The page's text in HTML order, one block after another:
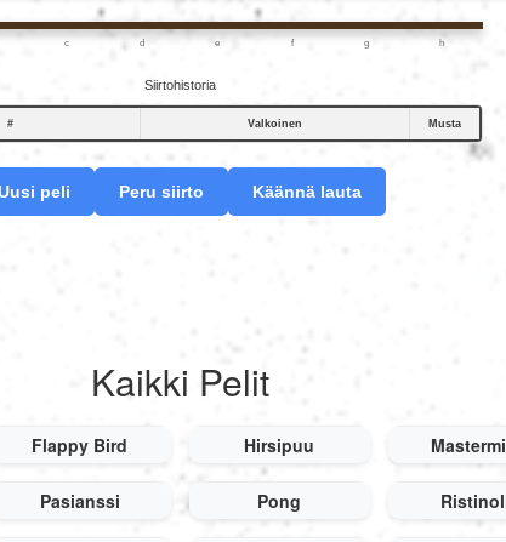
c d e f g h
Siirtohistoria
# Valkoinen Musta
peli Peru siirto Käännä lauta
Kaikki Pelit
Flappy Bird Hirsipuu
Pasianssi Pong